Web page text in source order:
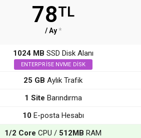
78TL
/ Ay*
1024 MB SSD Disk Alanı
ENTERPRISE NVME DISK
25 GB Aylık Trafik
1 Site Barındırma
10E-posta Hesabı
1/2 CoreCPU / 512MBRAM